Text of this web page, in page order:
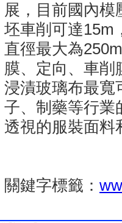
展，目前國內
坯車削可達15m
直徑最大為
膜、定向、車削
浸漬玻璃布最寬
子、制藥等行業
透視的服裝面料
關鍵字標籤：